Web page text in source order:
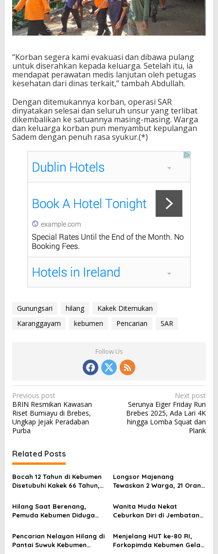
“Korban segera kami evakuasi dan dibawa pulang
untuk diserahkan kepada keluarga. Setelah itu, ia
mendapat perawatan medis lanjutan oleh petugas
kesehatan dari dinas terkait,” tambah Abdullah.
Dengan ditemukannya korban, operasi SAR
dinyatakan selesai dan seluruh unsur yang terlibat
dikembalikan ke satuannya masing-masing. Warga
dan keluarga korban pun menyambut kepulangan
Sadem dengan penuh rasa syukur.(*)
Gunungsari hilang
Kakek Ditemukan
Karanggayam
kebumen Pencarian SAR
Follow Us
P
o
s
t
n
a
v
i
g
a
t
i
Previous post
BRIN Resmikan Kawasan
Riset Bumiayu di Brebes,
Ungkap Jejak Peradaban
Purba
Next post
Serunya Eiger Friday Run
Brebes 2025, Ada Lari 4K
hingga Lomba Squat dan
Plank
Related Posts
Bocah 12 Tahun di Kebumen
Disetubuhi Kakek 66 Tahun,
Korban!
Longsor Majenang
Tewaskan 2 Warga, 21 Orang
Pencarian Tim SAR
Hilang Saat Berenang,
Pemuda Kebumen Diduga
Ambal
Wanita Muda Nekat
Ceburkan Diri di Jembatan
Ditemukan Meninggal Dunia
Pencarian Nelayan Hilang di
Pantai Suwuk Kebumen
Menjelang HUT ke-80 RI,
Forkopimda Kebumen Gelar